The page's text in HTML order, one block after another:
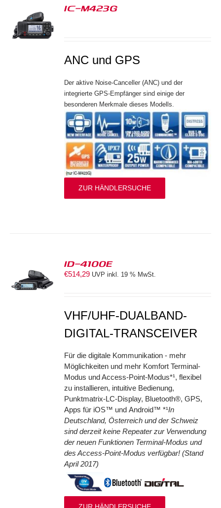
IC-M423G
ANC und GPS
Der aktive Noise-Canceller (ANC) und der
integrierte GPS-Empfänger sind einige der
besonderen Merkmale dieses Modells.
ZUR HÄNDLERSUCHE
ID-4100E
€514,29 UVP inkl. 19 % MwSt.
VHF/UHF-DUALBAND-
DIGITAL-TRANSCEIVER
Für die digitale Kommunikation - mehr
Möglichkeiten und mehr Komfort Terminal-
Modus und Access-Point-Modus*¹, flexibel
zu installieren, intuitive Bedienung,
Punktmatrix-LC-Display, Bluetooth®, GPS,
Apps für iOS™ und Android™ *¹In
Deutschland, Österreich und der Schweiz
sind derzeit keine Repeater zur Verwendung
der neuen Funktionen Terminal-Modus und
des Access-Point-Modus verfügbar! (Stand
April 2017)